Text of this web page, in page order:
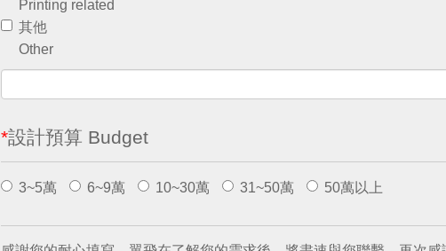
Printing related
其他
Other
*設計預算 Budget
3~5萬 6~9萬 10~30萬 31~50萬 50萬以上